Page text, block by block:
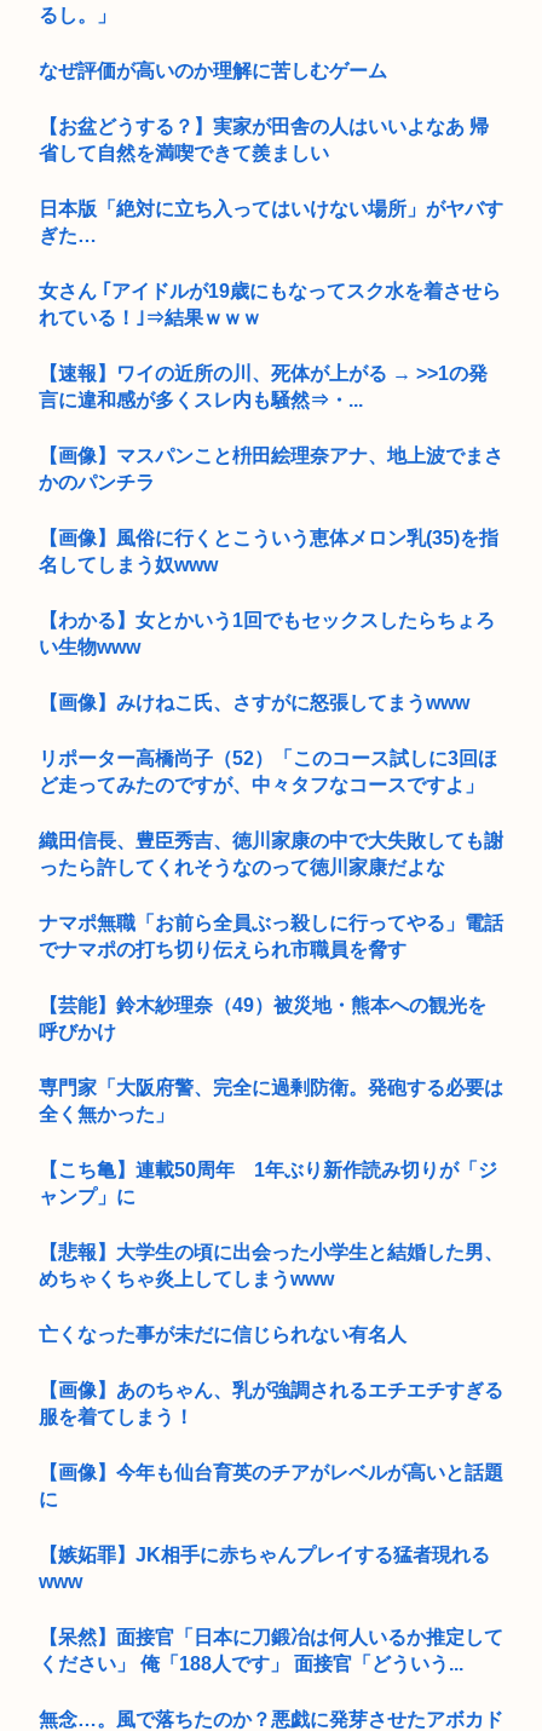
るし。」
なぜ評価が高いのか理解に苦しむゲーム
【お盆どうする？】実家が田舎の人はいいよなあ 帰
省して自然を満喫できて羨ましい
日本版「絶対に立ち入ってはいけない場所」がヤバす
ぎた…
女さん ｢アイドルが19歳にもなってスク水を着させら
れている！｣⇒結果ｗｗｗ
【速報】ワイの近所の川、死体が上がる → >>1の発
言に違和感が多くスレ内も騒然⇒・...
【画像】マスパンこと枡田絵理奈アナ、地上波でまさ
かのパンチラ
【画像】風俗に行くとこういう恵体メロン乳(35)を指
名してしまう奴www
【わかる】女とかいう1回でもセックスしたらちょろ
い生物www
【画像】みけねこ氏、さすがに怒張してまうwww
リポーター高橋尚子（52）「このコース試しに3回ほ
ど走ってみたのですが、中々タフなコースですよ」
織田信長、豊臣秀吉、徳川家康の中で大失敗しても謝
ったら許してくれそうなのって徳川家康だよな
ナマポ無職「お前ら全員ぶっ殺しに行ってやる」電話
でナマポの打ち切り伝えられ市職員を脅す
【芸能】鈴木紗理奈（49）被災地・熊本への観光を
呼びかけ
専門家「大阪府警、完全に過剰防衛。発砲する必要は
全く無かった」
【こち亀】連載50周年 1年ぶり新作読み切りが「ジ
ャンプ」に
【悲報】大学生の頃に出会った小学生と結婚した男、
めちゃくちゃ炎上してしまうwww
亡くなった事が未だに信じられない有名人
【画像】あのちゃん、乳が強調されるエチエチすぎる
服を着てしまう！
【画像】今年も仙台育英のチアがレベルが高いと話題
に
【嫉妬罪】JK相手に赤ちゃんプレイする猛者現れる
www
【呆然】面接官「日本に刀鍛冶は何人いるか推定して
ください」 俺「188人です」 面接官「どういう...
無念…。風で落ちたのか？悪戯に発芽させたアボカド